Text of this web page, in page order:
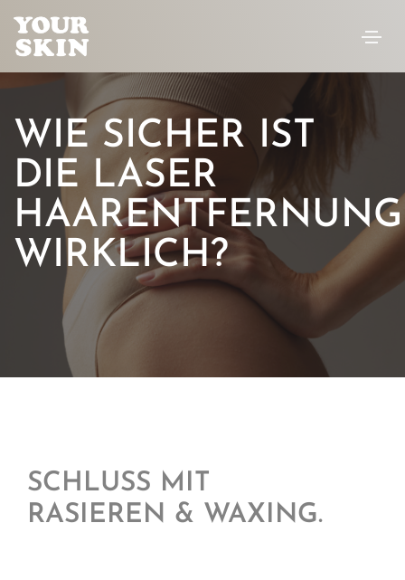
WIE SICHER IST
DIE LASER
HAARENTFERNUNG
WIRKLICH?
SCHLUSS MIT
RASIEREN & WAXING.